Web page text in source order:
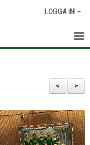
LOGGA IN
>
<